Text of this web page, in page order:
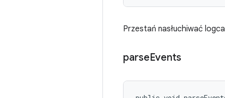
Przestań nasłuchiwać
parseEvents